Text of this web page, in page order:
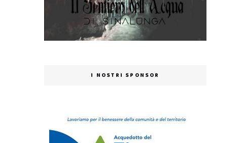
I NOSTRI SPONSOR